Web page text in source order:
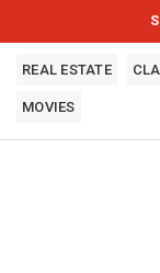
REAL ESTATE
MOVIES